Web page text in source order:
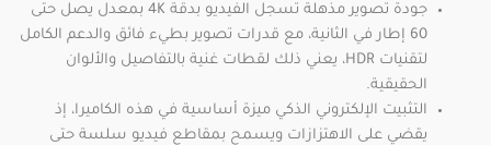
جودة تصوير مذهلة تسجل الفيديو بدقة 4K بمعدل يصل حتى
60 إطار في الثانية، مع قدرات تصوير بطيء فائق والدعم الكامل
لتقنيات HDR، يعني ذلك لقطات غنية بالتفاصيل والألوان
الحقيقية.
التثبيت الإلكتروني الذكي ميزة أساسية في هذه الكاميرا، إذ
يقضي على الاهتزازات ويسمح بمقاطع فيديو سلسة حتى